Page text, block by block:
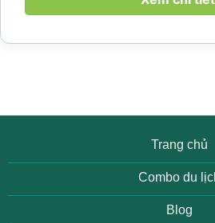
Trang chủ
Combo du
Blog